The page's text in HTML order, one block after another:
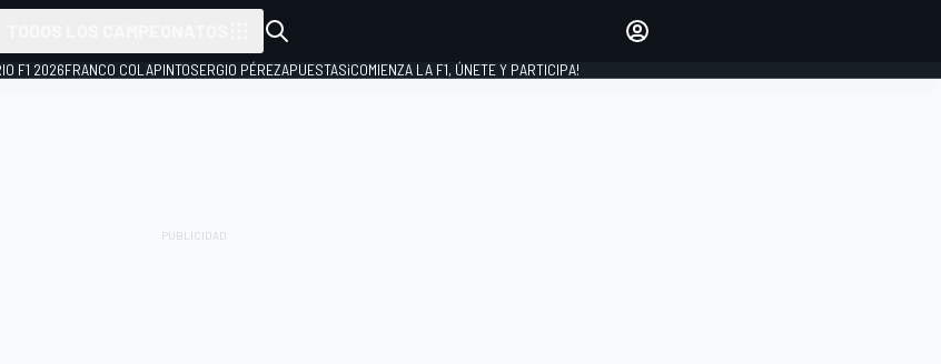
INICIAR SESIÓN
F1 2026FRANCO COLAPINTOSERGIO PÉREZAPUESTAS¡COMIENZA LA F1, ÚNETE Y PARTICIPA!